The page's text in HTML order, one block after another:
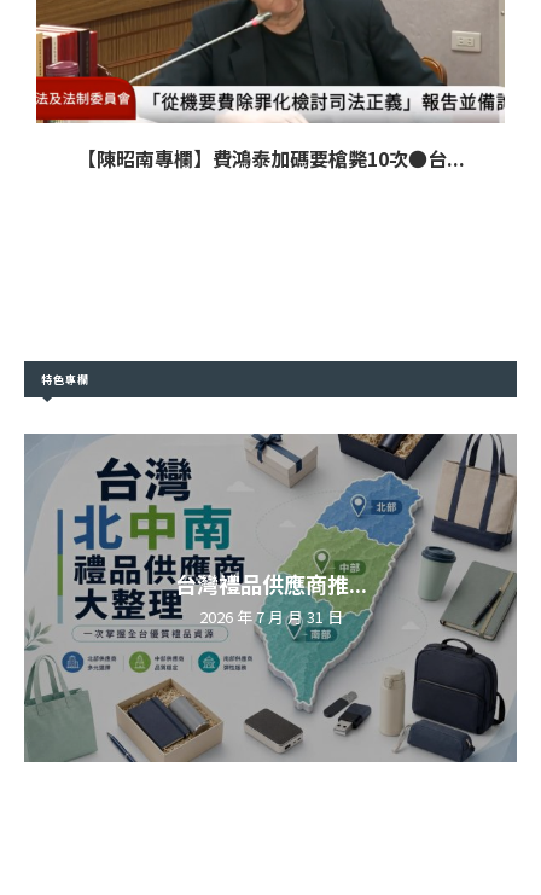
【陳昭南專欄】費鴻泰加碼要槍斃10次●台...
特色專欄
台灣禮品供應商推...
2026 年 7 月 月 31 日